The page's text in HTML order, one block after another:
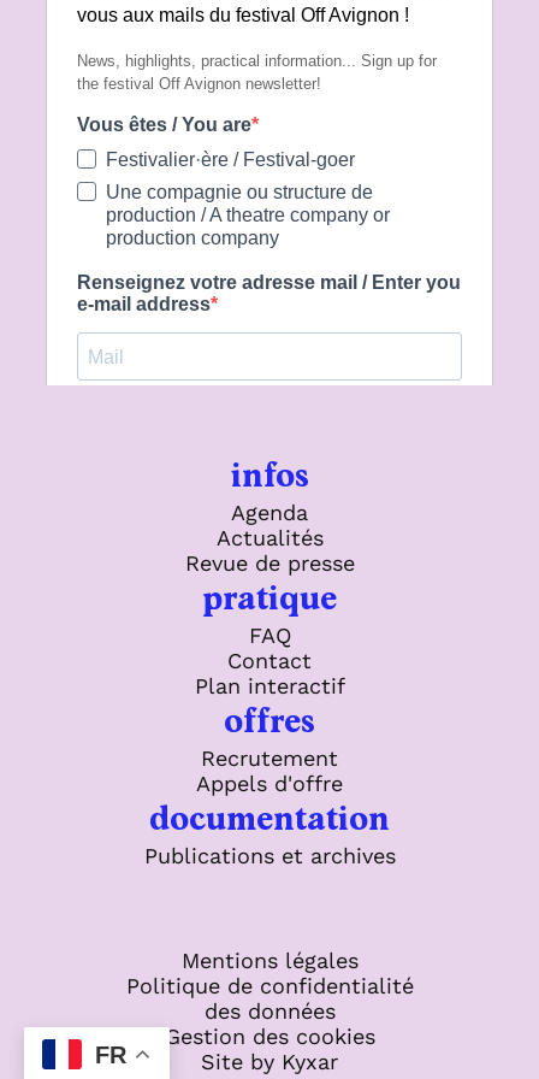
FR
de la dignité humaine. Défendre le festival
Off Avignon, c’est défendre un espace
ouvert à toutes et à tous, fondé sur
toute discrimination. -- Pour le Conseil
d'administration d'Avignon Festival &
Compagnies (AF&C), Laurent Domingos et
Raymond Yana, Coprésidents Harold David,
Directeur délégué
infos
Agenda
Actualités
Revue de presse
pratique
FAQ
Contact
Plan interactif
offres
Recrutement
Appels d'offre
documentation
Publications et archives
Mentions légales
Politique de confidentialité
des données
Gestion des cookies
Site by Kyxar